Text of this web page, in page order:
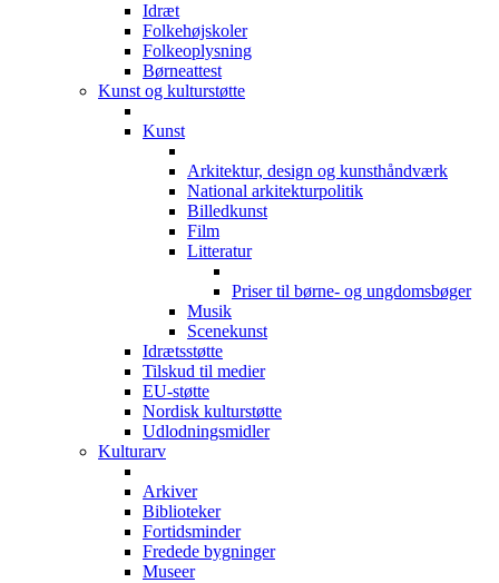
Idræt
Folkehøjskoler
Folkeoplysning
Børneattest
Kunst og kulturstøtte
Kunst
Arkitektur, design og kunsthåndværk
National arkitekturpolitik
Billedkunst
Film
Litteratur
Priser til børne- og ungdomsbøger
Musik
Scenekunst
Idrætsstøtte
Tilskud til medier
EU-støtte
Nordisk kulturstøtte
Udlodningsmidler
Kulturarv
Arkiver
Biblioteker
Fortidsminder
Fredede bygninger
Museer